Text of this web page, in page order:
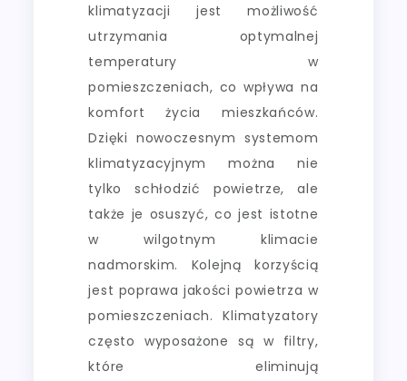
klimatyzacji jest możliwość
utrzymania optymalnej
temperatury w
pomieszczeniach, co wpływa na
komfort życia mieszkańców.
Dzięki nowoczesnym systemom
klimatyzacyjnym można nie
tylko schłodzić powietrze, ale
także je osuszyć, co jest istotne
w wilgotnym klimacie
nadmorskim. Kolejną korzyścią
jest poprawa jakości powietrza w
pomieszczeniach. Klimatyzatory
często wyposażone są w filtry,
które eliminują